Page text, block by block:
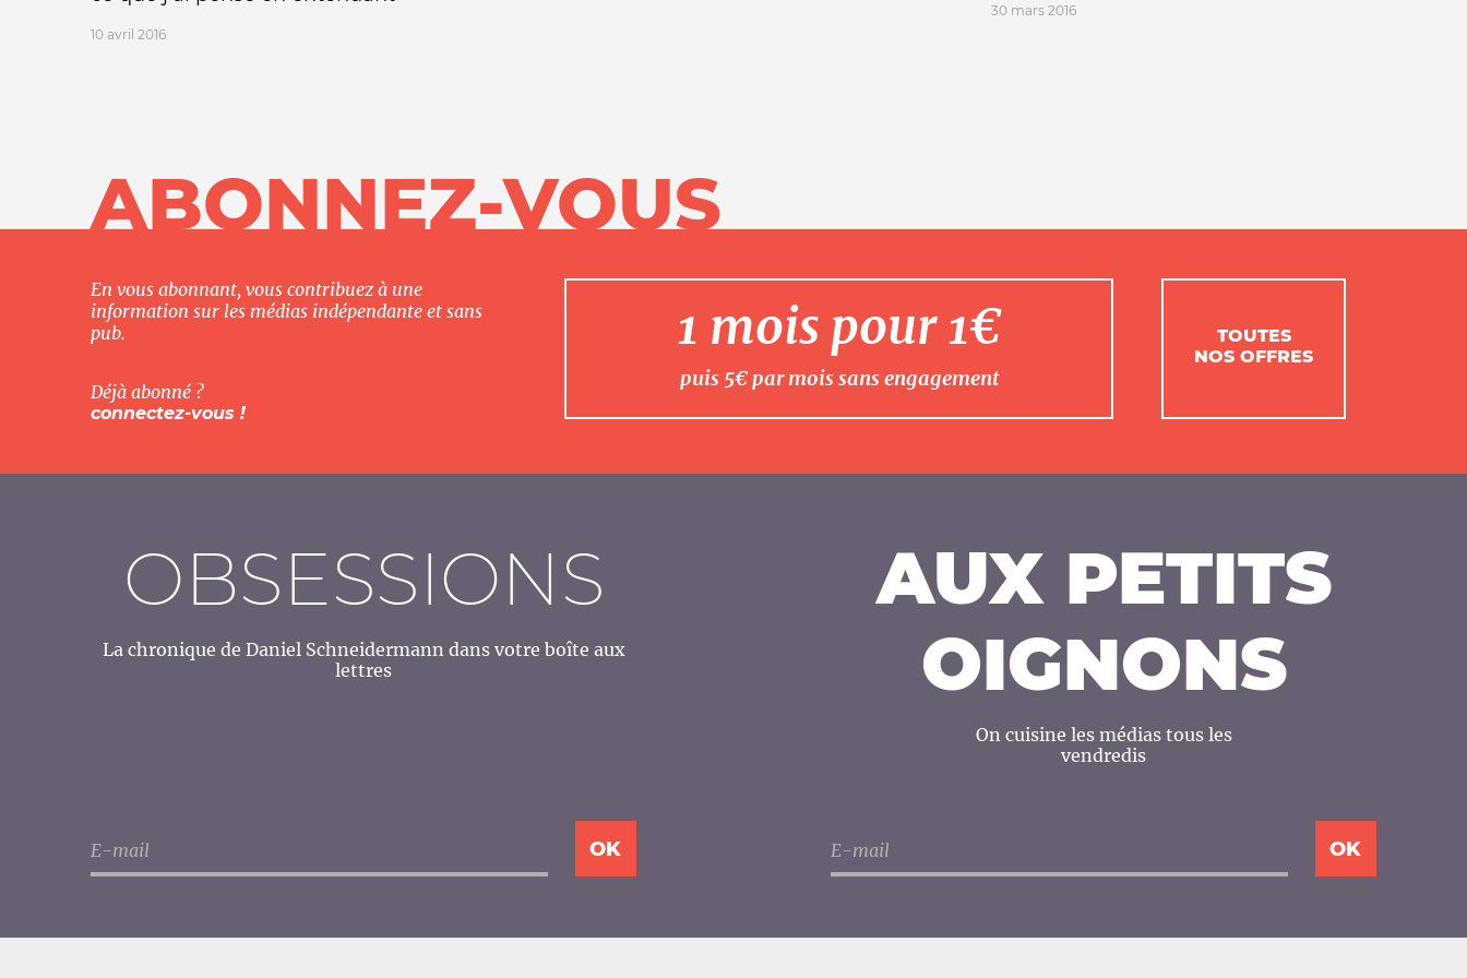
10 avril 2016
30 mars 2016
ABONNEZ-VOUS
En vous abonnant, vous contribuez à une
information sur les médias indépendante et sans
pub.
Déjà abonné ?
connectez-vous !
1 mois pour 1€
puis 5€ par mois sans engagement
TOUTES
NOS OFFRES
OBSESSIONS
La chronique de Daniel Schneidermann dans votre boîte aux
lettres
AUX PETITS
OIGNONS
On cuisine les médias tous les
vendredis